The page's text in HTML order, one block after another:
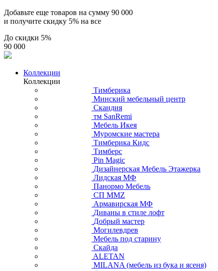
Добавьте еще товаров на сумму 90 000
и получите скидку 5% на все
До скидки 5%
90 000
Коллекции
Коллекции
Тимберика
Минский мебельный центр
Скандия
тм SanRemi
Мебель Икея
Муромские мастера
Тимберика Кидс
Тимберс
Pin Magic
Дизайнерская Мебель Этажерка
Лидская МФ
Панормо Мебель
СП ММZ
Армавирская МФ
Диваны в стиле лофт
Добрый мастер
Могилевдрев
Мебель под старину
Скайда
ALETAN
MILANA (мебель из бука и ясеня)